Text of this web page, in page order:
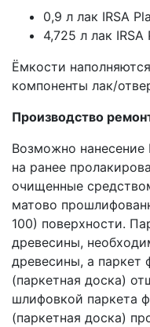
0,9 л лак IRSA
4,725 л лак
Ёмкости
компоненты лак/
Производство
Возможно нанесение
на ранее
очищенные
матово
100) поверхности.
древесины,
древесины, а паркет
(паркетная доска)
шлифовкой паркета
(паркетная доска)